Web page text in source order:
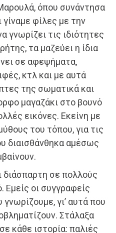
όπου συνάντησα
φίλες με την
τις ιδιότητες
τα μαζεύει η ίδια
σε αφεψήματα,
κτλ και με αυτά
της σωματικά και
μαγαζάκι στο βουνό
εικόνες. Εκείνη με
του τόπου, για τις
διαισθάνθηκα αμέσως
διάσπαρτη σε πολλούς
Εμείς οι συγγραφείς
γνωρίζουμε, γι’ αυτά που
Στάλαξα
κάθε ιστορία: παλιές